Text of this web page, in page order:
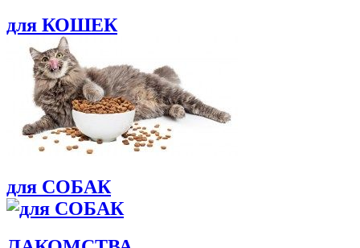
для КОШЕК
для СОБАК